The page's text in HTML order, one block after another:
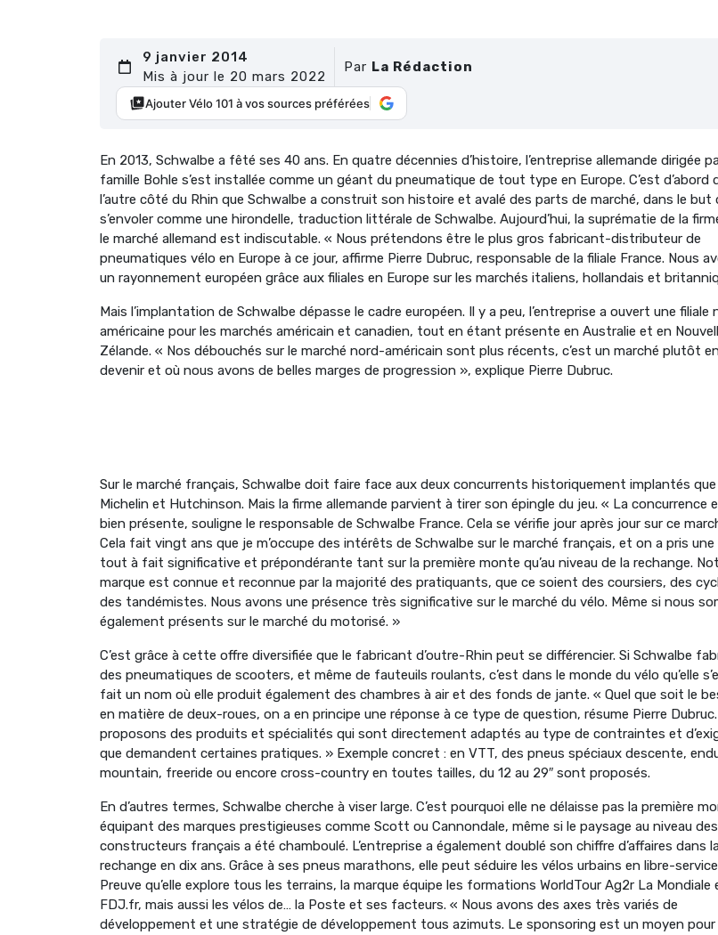
9 janvier 2014
Mis à jour le 20 mars 2022
Par La Rédaction
Ajouter Vélo 101 à vos sources préférées
En 2013, Schwalbe a fêté ses 40 ans. En quatre décennies d’histoire, l’entreprise allemande dirigée
famille Bohle s’est installée comme un géant du pneumatique de tout type en Europe. C’est d’abord
l’autre côté du Rhin que Schwalbe a construit son histoire et avalé des parts de marché, dans le but
s’envoler comme une hirondelle, traduction littérale de Schwalbe. Aujourd’hui, la suprématie de la
le marché allemand est indiscutable. « Nous prétendons être le plus gros fabricant-distributeur de
pneumatiques vélo en Europe à ce jour, affirme Pierre Dubruc, responsable de la filiale France. Nous
un rayonnement européen grâce aux filiales en Europe sur les marchés italiens, hollandais et
Mais l’implantation de Schwalbe dépasse le cadre européen. Il y a peu, l’entreprise a ouvert une filiale
américaine pour les marchés américain et canadien, tout en étant présente en Australie et en
Zélande. « Nos débouchés sur le marché nord-américain sont plus récents, c’est un marché plutôt
devenir et où nous avons de belles marges de progression », explique Pierre Dubruc.
Sur le marché français, Schwalbe doit faire face aux deux concurrents historiquement implantés
Michelin et Hutchinson. Mais la firme allemande parvient à tirer son épingle du jeu. « La concurrence
bien présente, souligne le responsable de Schwalbe France. Cela se vérifie jour après jour sur ce
Cela fait vingt ans que je m’occupe des intérêts de Schwalbe sur le marché français, et on a pris une
tout à fait significative et prépondérante tant sur la première monte qu’au niveau de la rechange.
marque est connue et reconnue par la majorité des pratiquants, que ce soient des coursiers, des
des tandémistes. Nous avons une présence très significative sur le marché du vélo. Même si nous
également présents sur le marché du motorisé. »
C’est grâce à cette offre diversifiée que le fabricant d’outre-Rhin peut se différencier. Si Schwalbe
des pneumatiques de scooters, et même de fauteuils roulants, c’est dans le monde du vélo qu’elle
fait un nom où elle produit également des chambres à air et des fonds de jante. « Quel que soit le
en matière de deux-roues, on a en principe une réponse à ce type de question, résume Pierre
proposons des produits et spécialités qui sont directement adaptés au type de contraintes et
que demandent certaines pratiques. » Exemple concret : en VTT, des pneus spéciaux descente,
mountain, freeride ou encore cross-country en toutes tailles, du 12 au 29″ sont proposés.
En d’autres termes, Schwalbe cherche à viser large. C’est pourquoi elle ne délaisse pas la première
équipant des marques prestigieuses comme Scott ou Cannondale, même si le paysage au niveau des
constructeurs français a été chamboulé. L’entreprise a également doublé son chiffre d’affaires dans
rechange en dix ans. Grâce à ses pneus marathons, elle peut séduire les vélos urbains en libre-
Preuve qu’elle explore tous les terrains, la marque équipe les formations WorldTour Ag2r La Mondiale
FDJ.fr, mais aussi les vélos de… la Poste et ses facteurs. « Nous avons des axes très variés de
développement et une stratégie de développement tous azimuts. Le sponsoring est un moyen pour